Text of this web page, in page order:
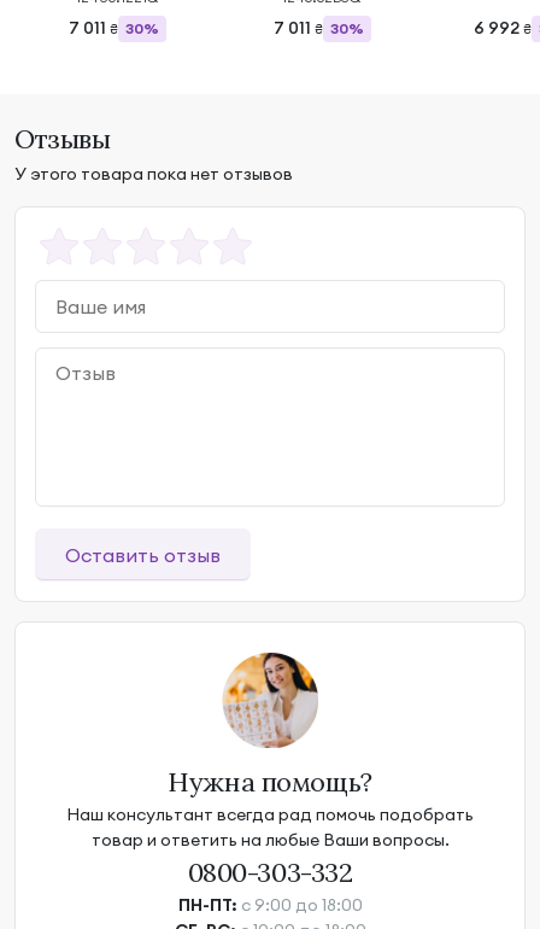
7 011 ₴ 30% 7 011 ₴ 30% 6 992 ₴
Отзывы
У этого товара пока нет отзывов
Оставить отзыв
Нужна помощь?
Наш консультант всегда рад помочь подобрать
товар и ответить на любые Ваши вопросы.
0800-303-332
ПН-ПТ: с 9:00 до 18:00